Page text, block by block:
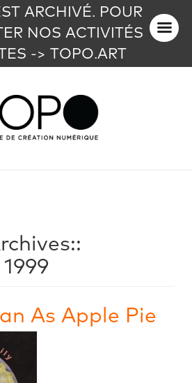
ARCHIVÉ. POUR
NOS ACTIVITÉS
-> TOPO.ART
As Apple Pie